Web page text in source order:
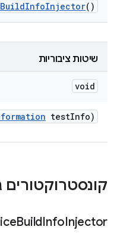
BuildInfoInjector()
שיטות ציבוריות
void
testInfo)
קונסטרוקטורים
BuildInfoInjector